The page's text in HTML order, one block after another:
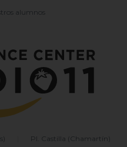
alumnos
Pl. Castilla (Chamartín)